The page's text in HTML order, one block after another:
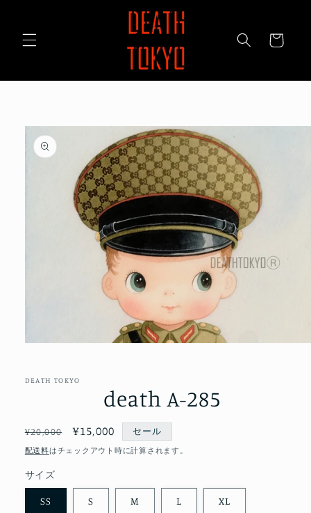
ー
商品情
報にス
キップ
ル
ィ
ア
を
DEATH TOKYO
death A-285
通
常
格
¥20,000
セ
ー
¥15,000 セール
配送料はチェックアウト時に計算されます。
サイズ
SS S M L XL